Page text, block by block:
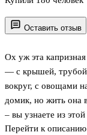
Оставить отзыв
Ох уж эта
— с крышей,
вокруг, с овощами
домик, но жить она
– вы узнаете из
"Мои первые
Перейти к